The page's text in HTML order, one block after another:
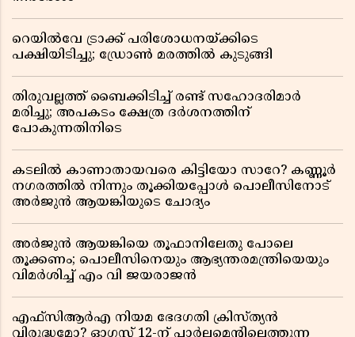
റെയിൽവേ ട്രാക്ക് പരിശോധനയ്ക്കിടെ
പക്ഷിയിടിച്ചു; ഡ്രോൺ മരത്തിൽ കുടുങ്ങി
തിരുവല്ലത്ത് ബൈക്കിടിച്ച് രണ്ട് സഹോദരിമാർ
മരിച്ചു; അപകടം ക്ഷേത്ര ദർശനത്തിന്
പോകുന്നതിനിടെ
കടലിൽ കാണാതായവരെ കിട്ടിയോ സാറേ? കണ്ണൂർ
നഗരത്തിൽ നിന്നും തൂക്കിയപ്പോൾ പൊലീസിനോട്
അർജുൻ ആയങ്കിയുടെ ചോദ്യം
അർജുൻ ആയങ്കിയെ തൂഫാനിലേതു പോലെ
തൂക്കണം; പൊലീസിനെയും ആഭ്യന്തരമന്ത്രിയെയും
വിമർശിച്ച് എം വി ജയരാജൻ
എഫ്സിആർഎ നിയമ ഭേദഗതി ക്രിസ്ത്യൻ